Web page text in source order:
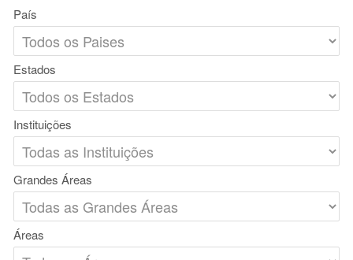
País
Estados
Instituições
Grandes Áreas
Áreas